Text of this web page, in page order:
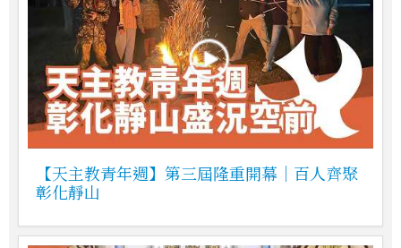
【天主教青年週】第三屆隆重開幕｜百人齊聚
彰化靜山